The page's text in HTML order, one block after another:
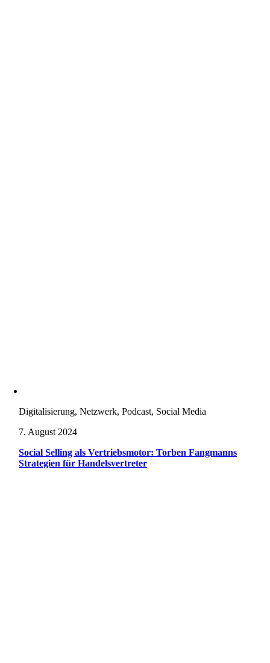
Digitalisierung, Netzwerk, Podcast, Social Media
7. August 2024
Social Selling als Vertriebsmotor: Torben Fangmanns
Strategien für Handelsvertreter